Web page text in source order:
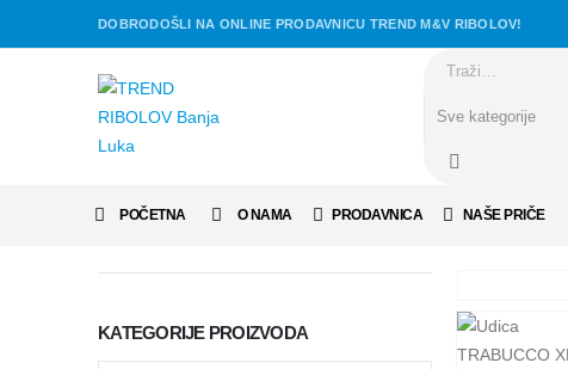
DOBRODOŠLI NA ONLINE PRODAVNICU TREND M&V RIBOLOV!
POČETNA O NAMA PRODAVNICA NAŠE PRIČE
KATEGORIJE PROIZVODA